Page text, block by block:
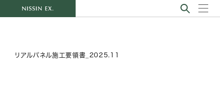
リアルパネル施工要領書_2025.11